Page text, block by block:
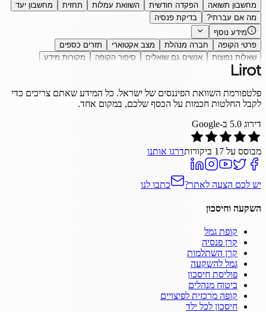
מחשבון תשואה
הפקדה חודשית השוואת עמלות תחזית
מחשבון יעד
מה אם עברתי?
בדיקת פנסיה
מידע נוסף
פרטי הקופה
חברה מנהלת מצב אקטוארי
תזרים כספים
שאלות נפוצות
אנשים גם שואלים סיפור הקופה מקורות מידע
פלטפורמת השוואת הפיננסים של ישראל. כל המידע שאתם צריכים כדי
לקבל החלטות חכמות על הכסף שלכם, במקום אחד.
דירוג 5.0 ב-Google
מבוסס על 17 ביקורותדרגו אותנו
יש לכם הצעה לאתר? כתבו לנו
השקעה וחיסכון
קופת גמל
קרן פנסיה
קרן השתלמות
גמל להשקעה
פוליסת חיסכון
ביטוח מנהלים
קופה מרכזית לפיצויים
חיסכון לכל ילד